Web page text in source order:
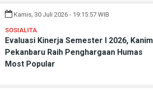
Kamis, 30 Juli 2026 - 19:15:57 WIB
SOSIALITA
Evaluasi Kinerja Semester I 2026, Kanim
Pekanbaru Raih Penghargaan Humas
Most Popular